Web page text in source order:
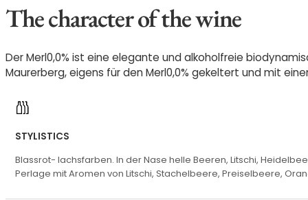
The character of the wine
Der Merl0,0% ist eine elegante und alkoholfreie
Maurerberg, eigens für den Merl0,0% gekeltert und mit
STYLISTICS
Blassrot- lachsfarben. In der Nase helle Beeren, Litschi,
Perlage mit Aromen von Litschi, Stachelbeere, Preiselbeere,